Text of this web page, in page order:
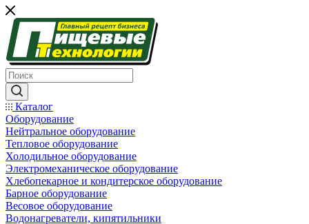
Каталог
Оборудование
Нейтральное оборудование
Тепловое оборудование
Холодильное оборудование
Электромеханическое оборудование
Хлебопекарное и кондитерское оборудование
Барное оборудование
Весовое оборудование
Водонагреватели, кипятильники